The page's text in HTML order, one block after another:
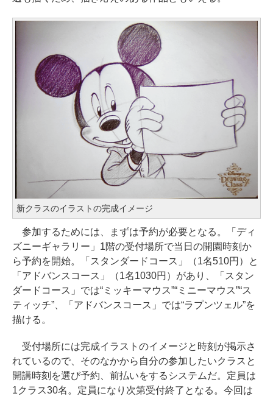
新クラスのイラストの完成イメージ
参加するためには、まずは予約が必要となる。「ディ
ズニーギャラリー」1階の受付場所で当日の開園時刻か
ら予約を開始。「スタンダードコース」（1名510円）と
「アドバンスコース」（1名1030円）があり、「スタン
ダードコース」では“ミッキーマウス”“ミニーマウス”“ス
ティッチ”、「アドバンスコース」では“ラプンツェル”を
描ける。
受付場所には完成イラストのイメージと時刻が掲示さ
れているので、そのなかから自分の参加したいクラスと
開講時刻を選び予約、前払いをするシステムだ。定員は
1クラス30名。定員になり次第受付終了となる。今回は